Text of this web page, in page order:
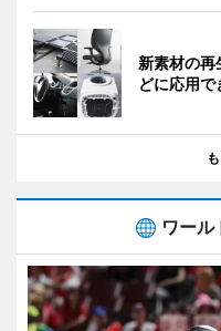
新素材の再
どに応用で
ワール